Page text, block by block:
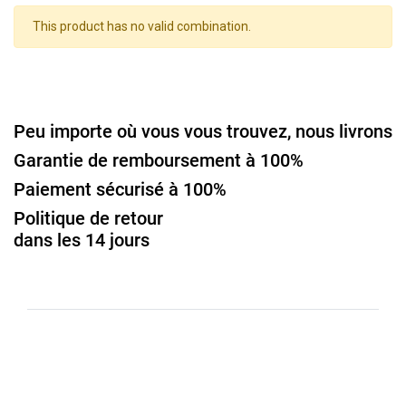
This product has no valid combination.
Peu importe où vous vous trouvez, nous livrons
Garantie de remboursement à 100%
Paiement sécurisé à 100%
Politique de retour
dans les 14 jours